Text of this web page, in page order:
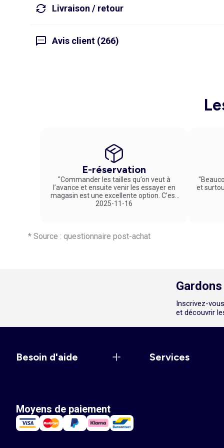
Livraison / retour
Avis client (266)
E-réservation
"Commander les tailles qu’on veut à
l’avance et ensuite venir les essayer en
magasin est une excellente option. C’est
un service vraiment pratique et agréable
2025-11-16
et
* Source : questionnaire post-achat
Inscrivez-
et découvrir
Besoin d'aide Services
Moyens de paiement